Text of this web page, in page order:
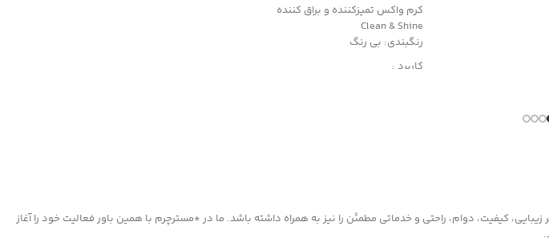
کرم واکس تمیزکننده و براق کننده
Clean & Shine
رنگبندی: بی رنگ
کاربرد :
کیفیت، دوام، راحتی و خدماتی مطمئن را نیز به همراه داشته باشد. ما در *مسترچرم با همین باور فعالیت خود را آغاز